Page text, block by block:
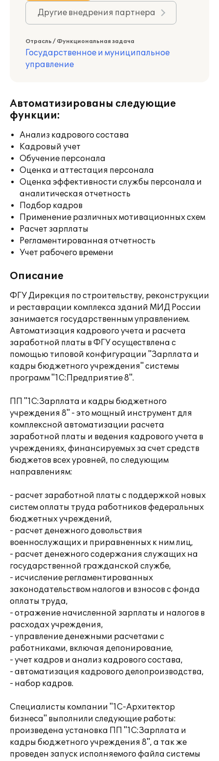
Другие внедрения партнера
Отрасль / Функциональная задача
Государственное и муниципальное
управление
Автоматизированы следующие
функции:
Анализ кадрового состава
Кадровый учет
Обучение персонала
Оценка и аттестация персонала
Оценка эффективности службы персонала и
аналитическая отчетность
Подбор кадров
Применение различных мотивационных схем
Расчет зарплаты
Регламентированная отчетность
Учет рабочего времени
Описание
ФГУ Дирекция по строительству, реконструкции
и реставрации комплекса зданий МИД России
занимается государственным управлением.
Автоматизация кадрового учета и расчета
заработной платы в ФГУ осуществлена с
помощью типовой конфигурации "Зарплата и
кадры бюджетного учреждения" системы
программ "1С:Предприятие 8".
ПП "1С:Зарплата и кадры бюджетного
учреждения 8" - это мощный инструмент для
комплексной автоматизации расчета
заработной платы и ведения кадрового учета в
учреждениях, финансируемых за счет средств
бюджетов всех уровней, по следующим
направлениям:
- расчет заработной платы с поддержкой новых
систем оплаты труда работников федеральных
бюджетных учреждений,
- расчет денежного довольствия
военнослужащих и приравненных к ним лиц,
- расчет денежного содержания служащих на
государственной гражданской службе,
- исчисление регламентированных
законодательством налогов и взносов с фонда
оплаты труда,
- отражение начисленной зарплаты и налогов в
расходах учреждения,
- управление денежными расчетами с
работниками, включая депонирование,
- учет кадров и анализ кадрового состава,
- автоматизация кадрового делопроизводства,
- набор кадров.
Специалисты компании "1С-Архитектор
бизнеса" выполнили следующие работы:
произведена установка ПП "1С:Зарплата и
кадры бюджетного учреждения 8", а так же
проведен запуск исполняемого файла системы